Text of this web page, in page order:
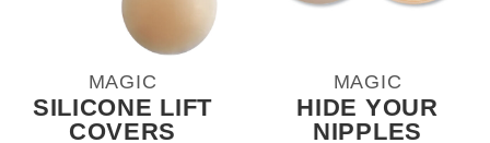
MAGIC
SILICONE LIFT
COVERS
MAGIC
HIDE YOUR
NIPPLES